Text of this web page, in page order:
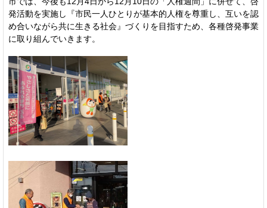
発活動を実施し『市民一人ひとりが基本的人権を尊重し、互いを認
め合いながら共に生きる社会』づくりを目指すため、各種啓発事業
に取り組んでいきます。